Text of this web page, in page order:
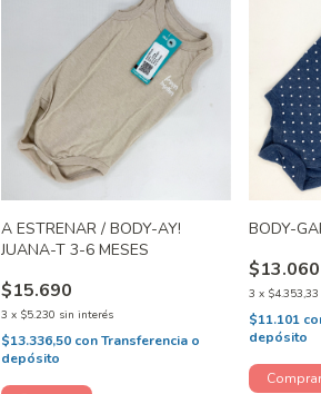
A ESTRENAR / BODY-AY!
JUANA-T 3-6 MESES
$15.690
3 x $5.230 sin interés
$13.336,50 conTransferencia o
depósito
BODY-
$13.060
3 x $4.353,33
$11.101
depósito